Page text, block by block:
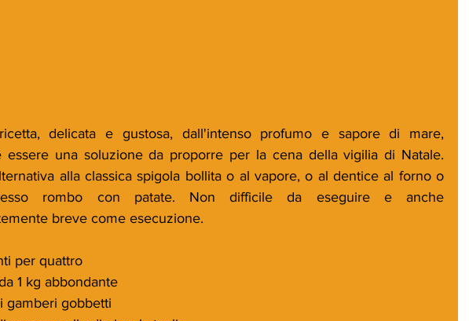
delicata e gustosa, dall'intenso profumo e sapore di mare,
essere una soluzione da proporre per la cena della vigilia di Natale.
alla classica spigola bollita o al vapore, o al dentice al forno o
rombo con patate. Non difficile da eseguire e anche
breve come esecuzione.
per quattro
1 kg abbondante
gamberi gobbetti